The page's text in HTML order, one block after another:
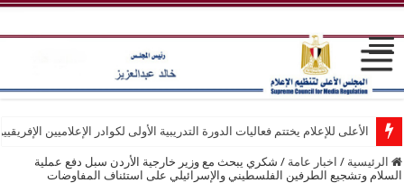
الأعلى للإعلام يختتم فعاليات الدورة التدريبية الأولى لكوادر الإعلاميين
الرئيسية / اخبار عامة / شكري يبحث مع وزير خارجية الأردن سبل دفع عملية
السلام وتشجيع الطرفين الفلسطيني والإسرائيلي على استئناف المفاوضات